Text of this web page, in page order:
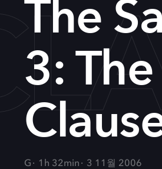
The
3:
G 1h 32min
3 11월 2006